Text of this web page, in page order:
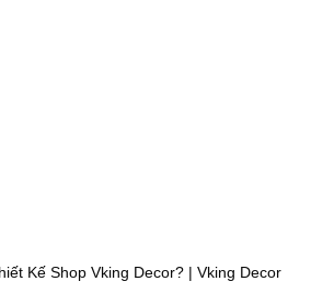
Kế Shop Vking Decor? | Vking Decor